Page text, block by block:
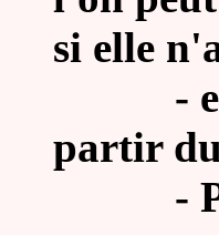
si elle
- ex
partir
-